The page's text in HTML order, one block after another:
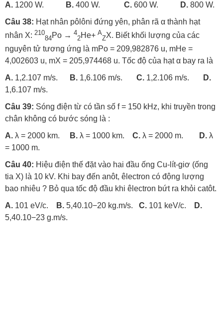
A. 1200 W. B. 400 W. C. 600 W. D. 800 W.
Câu 38: Hạt nhân pôlôni đứng yên, phân rã α thành hạt
nhân X: 210
84Po → 4
2He+ A
ZX. Biết khối lượng của các
nguyên tử tương ứng là mPo = 209,982876 u, mHe =
4,002603 u, mX = 205,974468 u. Tốc độ của hạt α bay ra là
A. 1,2.107 m/s. B. 1,6.106 m/s. C. 1,2.106 m/s. D.
1,6.107 m/s.
Câu 39: Sóng điện từ có tần số f = 150 kHz, khi truyền trong
chân không có bước sóng là :
A. λ = 2000 km. B. λ = 1000 km. C. λ = 2000 m. D. λ
= 1000 m.
Câu 40: Hiệu điện thế đặt vào hai đầu ống Cu-lít-giơ (ống
tia X) là 10 kV. Khi bay đến anôt, êlectron có động lượng
bao nhiêu ? Bỏ qua tốc độ đầu khi êlectron bứt ra khỏi catôt.
A. 101 eV/c. B. 5,40.10−20 kg.m/s. C. 101 keV/c.
D.
5,40.10−23 g.m/s.